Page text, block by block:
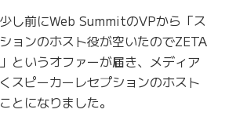
し前にWeb SummitのVPから「ス
ョンのホスト役が空いたのでZETA
というオファーが届き、メディア
スピーカーレセプションのホスト
とになりました。